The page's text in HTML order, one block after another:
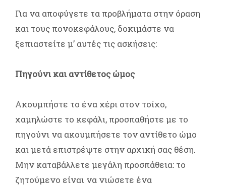
Για να αποφύγετε τα προβλήματα στην όραση
και τους πονοκεφάλους, δοκιμάστε να
ξεπιαστείτε μ’ αυτές τις ασκήσεις:
Πηγούνι και αντίθετος ώμος
Ακουμπήστε το ένα χέρι στον τοίχο,
χαμηλώστε το κεφάλι, προσπαθήστε με το
πηγούνι να ακουμπήσετε τον αντίθετο ώμο
και μετά επιστρέψτε στην αρχική σας θέση.
Μην καταβάλλετε μεγάλη προσπάθεια: το
ζητούμενο είναι να νιώσετε ένα